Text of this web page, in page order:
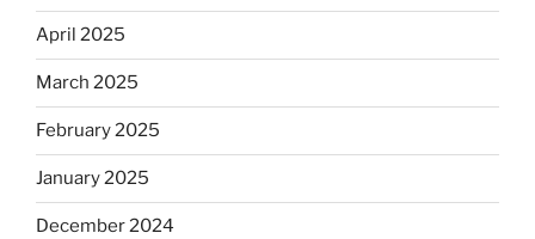
April 2025
March 2025
February 2025
January 2025
December 2024